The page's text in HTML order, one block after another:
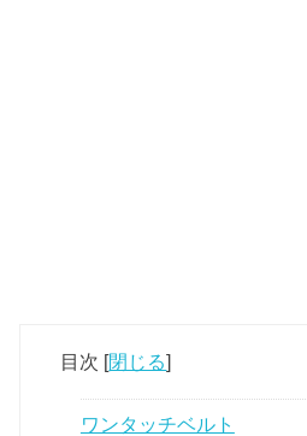
目次 [閉じる]
ワンタッチベルト